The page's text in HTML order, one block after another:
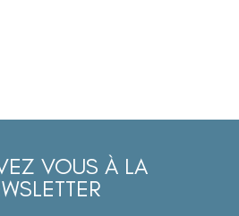
VOUS À LA